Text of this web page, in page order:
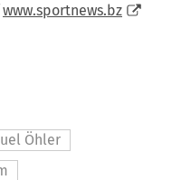
www.sportnews.bz
Öhler